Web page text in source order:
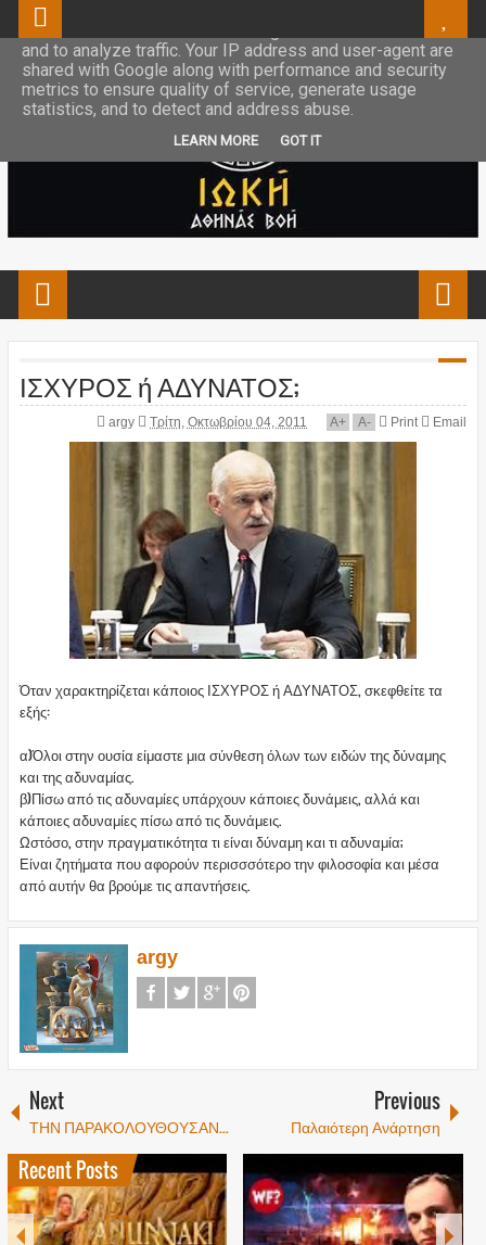
ΙΣΧΥΡΟΣ ή ΑΔΥΝΑΤΟΣ;
argy Τρίτη, Οκτωβρίου 04, 2011 A+ A- Print Email
Όταν χαρακτηρίζεται κάποιος ΙΣΧΥΡΟΣ ή ΑΔΥΝΑΤΟΣ, σκεφθείτε τα
εξής:
α)Όλοι στην ουσία είμαστε μια σύνθεση όλων των ειδών της δύναμης
και της αδυναμίας.
β)Πίσω από τις αδυναμίες υπάρχουν κάποιες δυνάμεις, αλλά και
κάποιες αδυναμίες πίσω από τις δυνάμεις.
Ωστόσο, στην πραγματικότητα τι είναι δύναμη και τι αδυναμία;
Είναι ζητήματα που αφορούν περισσσότερο την φιλοσοφία και μέσα
από αυτήν θα βρούμε τις απαντήσεις.
argy
Next
ΤΗΝ ΠΑΡΑΚΟΛΟΥΘΟΥΣΑΝ...
Previous
Παλαιότερη Ανάρτηση
Recent Posts
This site uses cookies from Google to deliver its services
and to analyze traffic. Your IP address and user-agent are
shared with Google along with performance and security
metrics to ensure quality of service, generate usage
statistics, and to detect and address abuse.
LEARN MORE GOT IT